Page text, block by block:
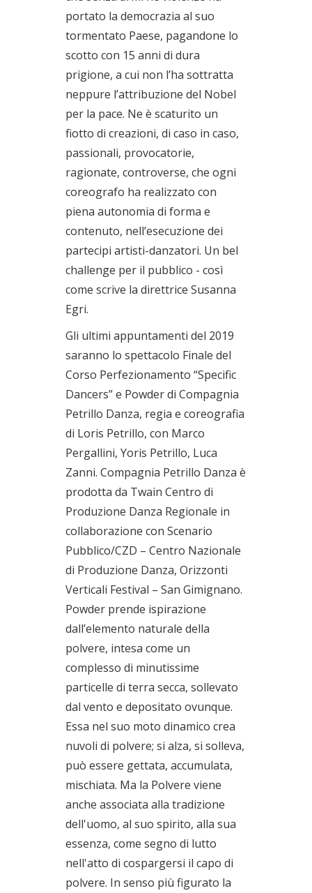
portato la democrazia al suo
tormentato Paese, pagandone lo
scotto con 15 anni di dura
prigione, a cui non l’ha sottratta
neppure l’attribuzione del Nobel
per la pace. Ne è scaturito un
fiotto di creazioni, di caso in caso,
passionali, provocatorie,
ragionate, controverse, che ogni
coreografo ha realizzato con
piena autonomia di forma e
contenuto, nell’esecuzione dei
partecipi artisti-danzatori. Un bel
challenge per il pubblico - così
come scrive la direttrice Susanna
Egri.
Gli ultimi appuntamenti del 2019
saranno lo spettacolo Finale del
Corso Perfezionamento “Specific
Dancers” e Powder di Compagnia
Petrillo Danza, regia e coreografia
di Loris Petrillo, con Marco
Pergallini, Yoris Petrillo, Luca
Zanni. Compagnia Petrillo Danza è
prodotta da Twain Centro di
Produzione Danza Regionale in
collaborazione con Scenario
Pubblico/CZD – Centro Nazionale
di Produzione Danza, Orizzonti
Verticali Festival – San Gimignano.
Powder prende ispirazione
dall’elemento naturale della
polvere, intesa come un
complesso di minutissime
particelle di terra secca, sollevato
dal vento e depositato ovunque.
Essa nel suo moto dinamico crea
nuvoli di polvere; si alza, si solleva,
può essere gettata, accumulata,
mischiata. Ma la Polvere viene
anche associata alla tradizione
dell'uomo, al suo spirito, alla sua
essenza, come segno di lutto
nell'atto di cospargersi il capo di
polvere. In senso più figurato la